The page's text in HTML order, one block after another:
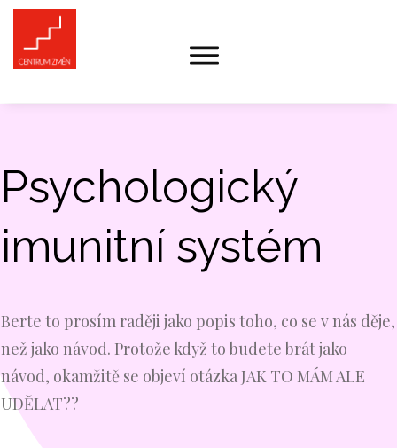
Psychologický
imunitní systém
Berte to prosím raději jako popis toho, co se v nás děje,
než jako návod. Protože když to budete brát jako
návod, okamžitě se objeví otázka JAK TO MÁM ALE
UDĚLAT??